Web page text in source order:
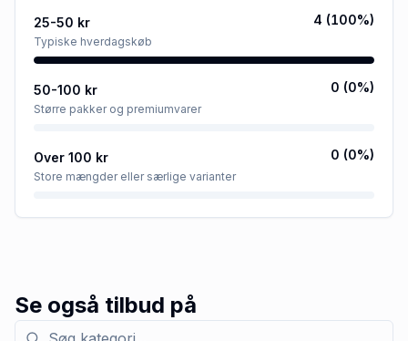
25-50 kr
Typiske hverdagskøb
4 (100%)
50-100 kr
Større pakker og premiumvarer
0 (0%)
Over 100 kr
Store mængder eller særlige varianter
0 (0%)
Se også tilbud på
Søg efter kategori med tilbud